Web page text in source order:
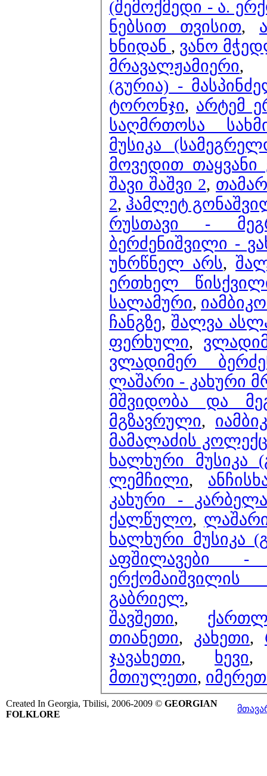
(შემოქმედი - ა.
ნებსით თვისით,
ხნიდან , ვანო
მრავალჟამიერი
(გურია) -
ტორონჯი, არტემ
საღმრთოსა
მუსიკა
მოვედით თაყვანი
შავი შაშვი 2,
2, ჰამლეტ
რუსთავი -
ბერძენიშვილი -
უხრწნელ არს,
ერთხელ
სალამური,
ჩანგზე, შალვა
ფერხული,
ვლადიმერ
ლაშარი - კახური
მშვიდობა და
მგზავრული,
მამალაძის
ხალხური მუსიკა
ლემჩილი,
კახური -
ქალწულო,
ხალხური მუსიკა
აფშილავები -
გაბრიელ,
შავშეთი,
თიანეთი, კახეთი,
ჯავახეთი, ხევი
მთიულეთი,
Created In Georgia, Tbilisi, 2006-2009 © GEORGIAN
FOLKLORE